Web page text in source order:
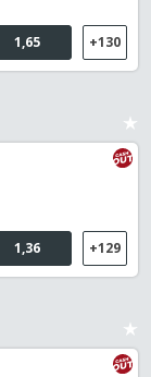
1,65 +130
1,36 +129